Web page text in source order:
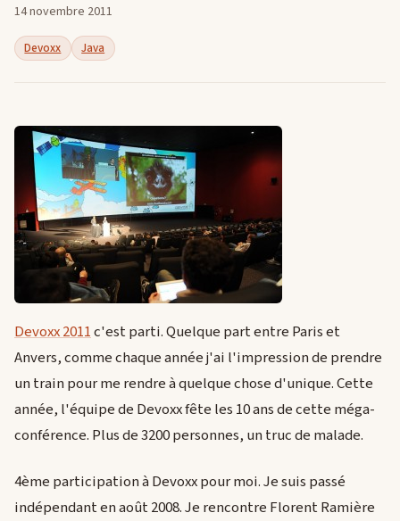
14 novembre 2011
Devoxx Java
Devoxx 2011c'est parti. Quelque part entre Paris et
Anvers, comme chaque année j'ai l'impression de prendre
un train pour me rendre à quelque chose d'unique. Cette
année, l'équipe de Devoxx fête les 10 ans de cette méga-
conférence. Plus de 3200 personnes, un truc de malade.
4ème participation à Devoxx pour moi. Je suis passé
indépendant en août 2008. Je rencontre Florent Ramière